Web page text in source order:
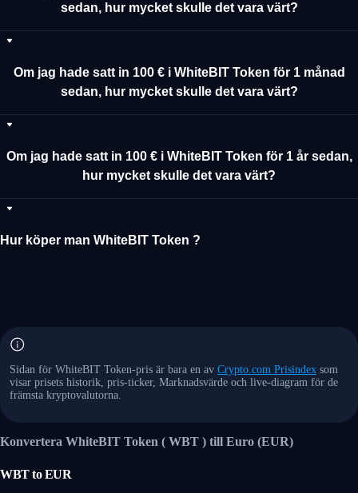
sedan, hur mycket skulle det vara värt?
Om jag hade satt in 100 € i WhiteBIT Token för 1 månad
sedan, hur mycket skulle det vara värt?
Om jag hade satt in 100 € i WhiteBIT Token för 1 år sedan,
hur mycket skulle det vara värt?
Hur köper man WhiteBIT Token ?
Sidan för WhiteBIT Token-pris är bara en av Crypto.com Prisindex som
visar prisets historik, pris-ticker, Marknadsvärde och live-diagram för de
främsta kryptovalutorna.
Konvertera WhiteBIT Token ( WBT ) till Euro (EUR)
WBTtoEUR